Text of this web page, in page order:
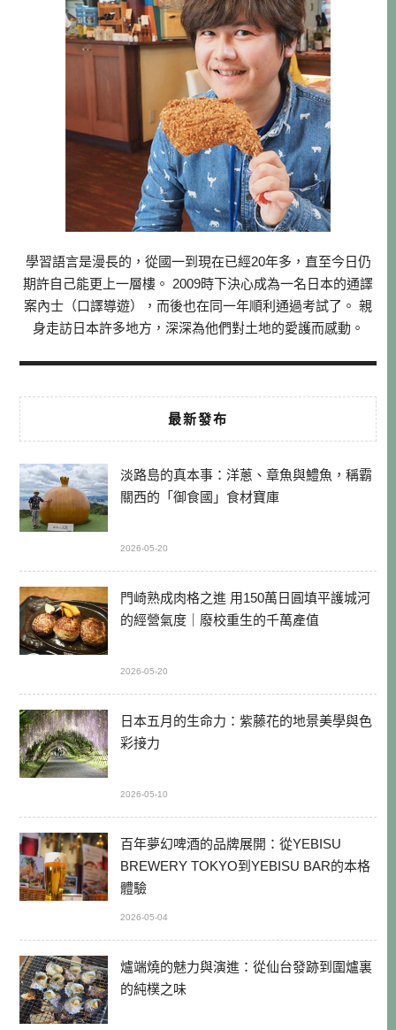
學習語言是漫長的，從國一到現在已經20年多，直至今日仍
期許自己能更上一層樓。 2009時下決心成為一名日本的通譯
案內士（口譯導遊），而後也在同一年順利通過考試了。 親
身走訪日本許多地方，深深為他們對土地的愛護而感動。
最新發布
淡路島的真本事：洋蔥、章魚與鱧魚，稱霸
關西的「御食國」食材寶庫
2026-05-20
門崎熟成肉格之進 用150萬日圓填平護城河
的經營氣度｜廢校重生的千萬產值
2026-05-20
日本五月的生命力：紫藤花的地景美學與色
彩接力
2026-05-10
百年夢幻啤酒的品牌展開：從YEBISU
BREWERY TOKYO到YEBISU BAR的本格
體驗
2026-05-04
爐端燒的魅力與演進：從仙台發跡到圍爐裏
的純樸之味